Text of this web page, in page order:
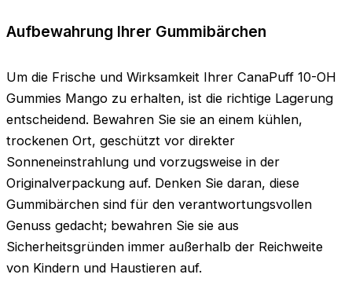
Aufbewahrung Ihrer Gummibärchen
Um die Frische und Wirksamkeit Ihrer CanaPuff 10-OH
Gummies Mango zu erhalten, ist die richtige Lagerung
entscheidend. Bewahren Sie sie an einem kühlen,
trockenen Ort, geschützt vor direkter
Sonneneinstrahlung und vorzugsweise in der
Originalverpackung auf. Denken Sie daran, diese
Gummibärchen sind für den verantwortungsvollen
Genuss gedacht; bewahren Sie sie aus
Sicherheitsgründen immer außerhalb der Reichweite
von Kindern und Haustieren auf.